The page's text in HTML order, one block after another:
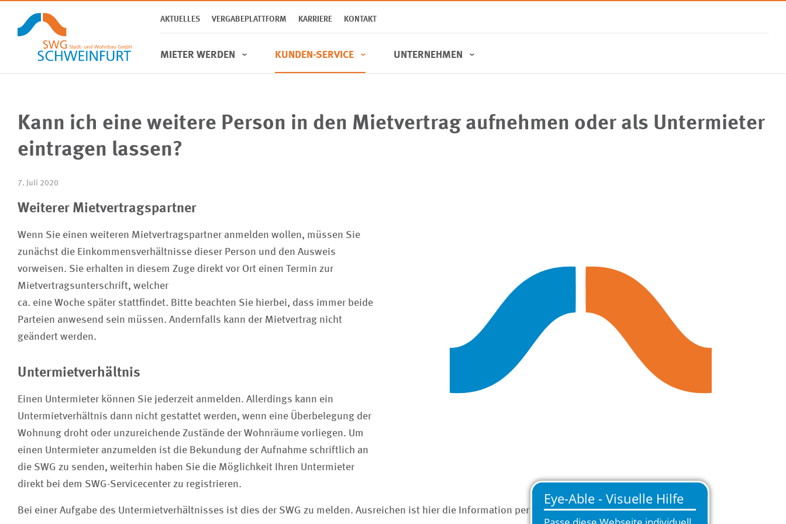
AKTUELLES VERGABEPLATTFORM KARRIERE KONTAKT
MIETER WERDEN
Gewerbe Wohnungen
KUNDEN-SERVICE UNTERNEHMEN
Über uns Vergabeplattform
Kann ich eine weitere Person in den Mietvertrag aufnehmen oder als Untermieter
eintragen lassen?
7. Juli 2020
Weiterer Mietvertragspartner
Wenn Sie einen weiteren Mietvertragspartner anmelden wollen, müssen Sie
zunächst die Einkommensverhältnisse dieser Person und den Ausweis
vorweisen. Sie erhalten in diesem Zuge direkt vor Ort einen Termin zur
Mietvertragsunterschrift, welcher
ca. eine Woche später stattfindet. Bitte beachten Sie hierbei, dass immer beide
Parteien anwesend sein müssen. Andernfalls kann der Mietvertrag nicht
geändert werden.
Untermietverhältnis
Einen Untermieter können Sie jederzeit anmelden. Allerdings kann ein
Untermietverhältnis dann nicht gestattet werden, wenn eine Überbelegung der
Wohnung droht oder unzureichende Zustände der Wohnräume vorliegen. Um
einen Untermieter anzumelden ist die Bekundung der Aufnahme schriftlich an
die SWG zu senden, weiterhin haben Sie die Möglichkeit Ihren Untermieter
direkt bei dem SWG-Servicecenter zu registrieren.
Bei einer Aufgabe des Untermietverhältnisses ist dies der SWG zu melden. Ausreichen ist hier die Information per Telefon oder E-Mail.